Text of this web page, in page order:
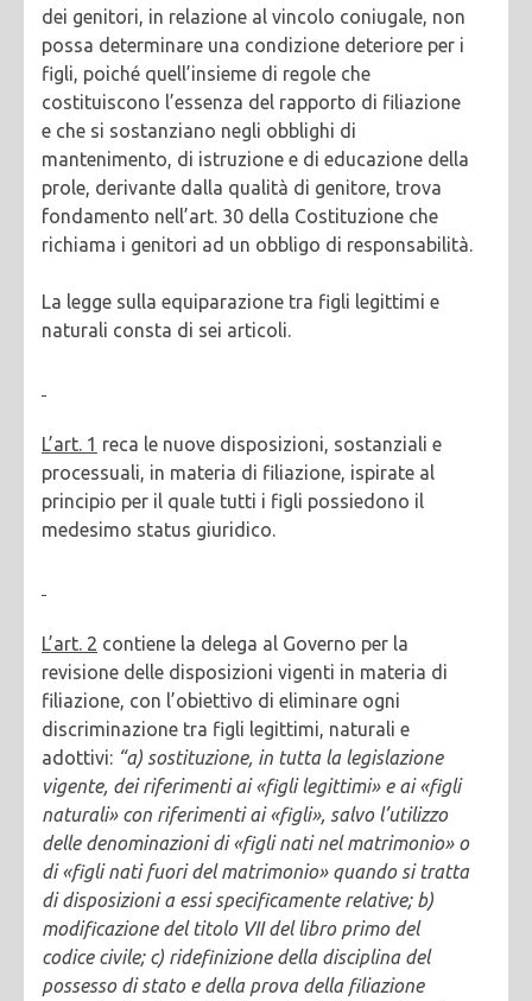
dei genitori, in relazione al vincolo coniugale, non
possa determinare una condizione deteriore per i
figli, poiché quell’insieme di regole che
costituiscono l’essenza del rapporto di filiazione
e che si sostanziano negli obblighi di
mantenimento, di istruzione e di educazione della
prole, derivante dalla qualità di genitore, trova
fondamento nell’art. 30 della Costituzione che
richiama i genitori ad un obbligo di responsabilità.
La legge sulla equiparazione tra figli legittimi e
naturali consta di sei articoli.
L’art. 1 reca le nuove disposizioni, sostanziali e
processuali, in materia di filiazione, ispirate al
principio per il quale tutti i figli possiedono il
medesimo status giuridico.
L’art. 2 contiene la delega al Governo per la
revisione delle disposizioni vigenti in materia di
filiazione, con l’obiettivo di eliminare ogni
discriminazione tra figli legittimi, naturali e
adottivi: “a) sostituzione, in tutta la legislazione
vigente, dei riferimenti ai «figli legittimi» e ai «figli
naturali» con riferimenti ai «figli», salvo l’utilizzo
delle denominazioni di «figli nati nel matrimonio» o
di «figli nati fuori del matrimonio» quando si tratta
di disposizioni a essi specificamente relative; b)
modificazione del titolo VII del libro primo del
codice civile; c) ridefinizione della disciplina del
possesso di stato e della prova della filiazione